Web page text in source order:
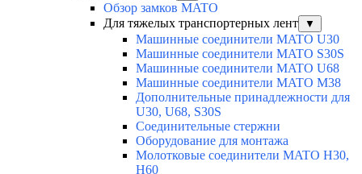
Обзор замков MATO
Для тяжелых транспортерных лент
▼
Машинные соединители MATO U30
Машинные соединители MATO S30S
Машинные соединители MATO U68
Машинные соединители MATO M38
Дополнительные принадлежности для
U30, U68, S30S
Соединительные стержни
Оборудование для монтажа
Молотковые соединители MATO H30,
H60